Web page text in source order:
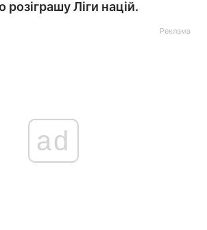
розіграшу Ліги націй.
Реклама
ad